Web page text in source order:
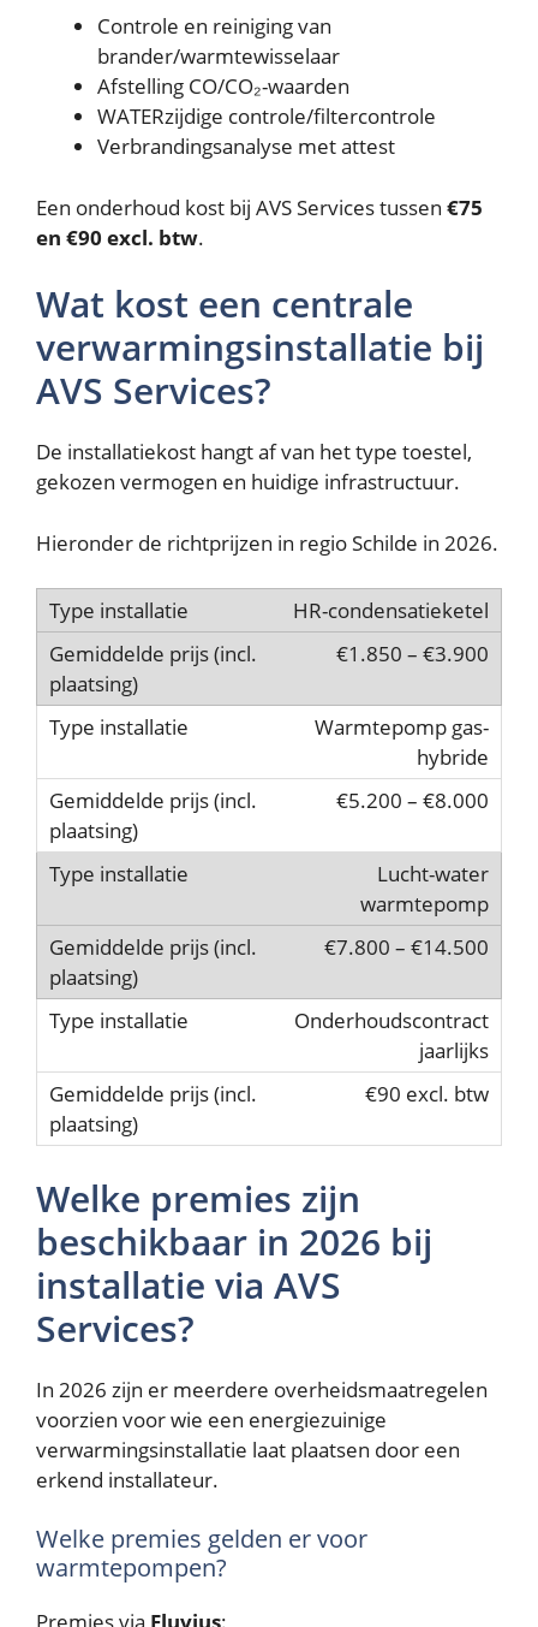
Controle en reiniging van
brander/warmtewisselaar
Afstelling CO/CO₂-waarden
WATERzijdige controle/filtercontrole
Verbrandingsanalyse met attest
Een onderhoud kost bij AVS Services tussen €75
en €90 excl. btw.
Wat kost een centrale
verwarmingsinstallatie bij
AVS Services?
De installatiekost hangt af van het type toestel,
gekozen vermogen en huidige infrastructuur.
Hieronder de richtprijzen in regio Schilde in 2026.
HR-condensatieketel
€1.850 – €3.900
Warmtepomp gas-
hybride
€5.200 – €8.000
Lucht-water
warmtepomp
€7.800 – €14.500
Onderhoudscontract
jaarlijks
€90 excl. btw
Welke premies zijn
beschikbaar in 2026 bij
installatie via AVS
Services?
In 2026 zijn er meerdere overheidsmaatregelen
voorzien voor wie een energiezuinige
verwarmingsinstallatie laat plaatsen door een
erkend installateur.
Welke premies gelden er voor
warmtepompen?